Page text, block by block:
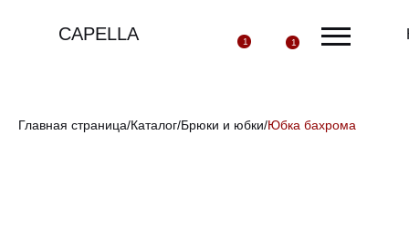
CAPELLA 1
1
Главная страница/Каталог/Брюки и юбки/Юбка бахрома